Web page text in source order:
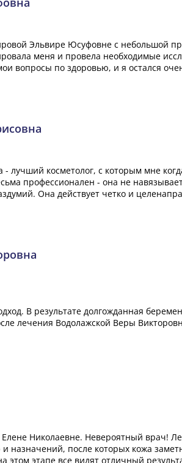
Эльвире Юсуфовне с небольшой
меня и провела необходимые
вопросы по здоровью, и я остался
лучший косметолог, с которым мне
профессионален - она не
Она действует четко и
В результате долгожданная
лечения Водолажской Веры
Николаевне. Невероятный врач!
назначений, после которых кожа
этом этапе все видят отличный